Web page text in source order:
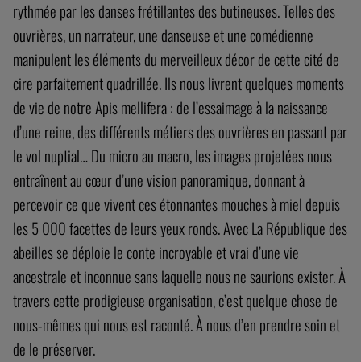
rythmée par les danses frétillantes des butineuses. Telles des
ouvrières, un narrateur, une danseuse et une comédienne
manipulent les éléments du merveilleux décor de cette cité de
cire parfaitement quadrillée. Ils nous livrent quelques moments
de vie de notre Apis mellifera : de l’essaimage à la naissance
d’une reine, des différents métiers des ouvrières en passant par
le vol nuptial… Du micro au macro, les images projetées nous
entraînent au cœur d’une vision panoramique, donnant à
percevoir ce que vivent ces étonnantes mouches à miel depuis
les 5 000 facettes de leurs yeux ronds. Avec La République des
abeilles se déploie le conte incroyable et vrai d’une vie
ancestrale et inconnue sans laquelle nous ne saurions exister. À
travers cette prodigieuse organisation, c’est quelque chose de
nous-mêmes qui nous est raconté. À nous d’en prendre soin et
de le préserver.